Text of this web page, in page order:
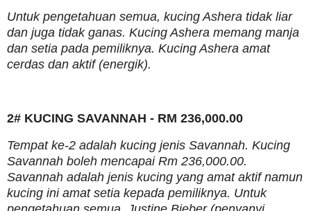
Untuk pengetahuan semua, kucing Ashera tidak liar
dan juga tidak ganas. Kucing Ashera memang manja
dan setia pada pemiliknya. Kucing Ashera amat
cerdas dan aktif (energik).
2# KUCING SAVANNAH - RM 236,000.00
Tempat ke-2 adalah kucing jenis Savannah. Kucing
Savannah boleh mencapai Rm 236,000.00.
Savannah adalah jenis kucing yang amat aktif namun
kucing ini amat setia kepada pemiliknya. Untuk